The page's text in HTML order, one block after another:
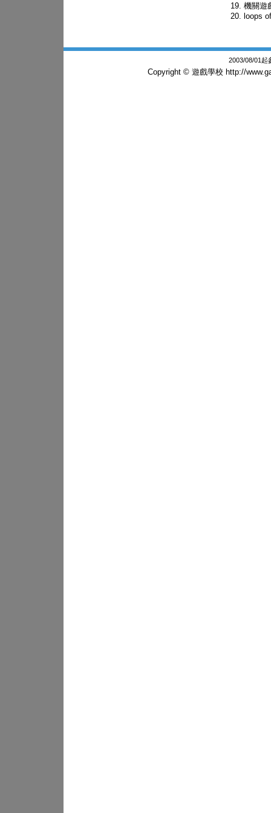
機關遊
loops
2003/08/01起
Copyright © 遊戲學校 http://